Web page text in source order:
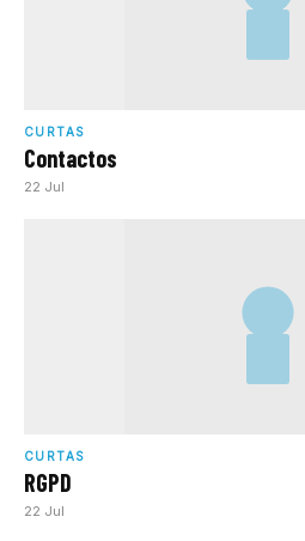
CURTAS
Contactos
22 Jul
CURTAS
RGPD
22 Jul